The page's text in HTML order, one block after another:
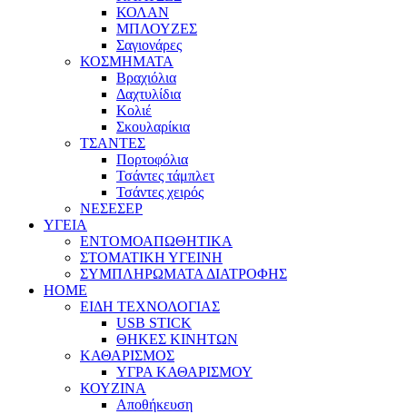
ΚΟΛΑΝ
ΜΠΛΟΥΖΕΣ
Σαγιονάρες
ΚΟΣΜΗΜΑΤΑ
Βραχιόλια
Δαχτυλίδια
Κολιέ
Σκουλαρίκια
ΤΣΑΝΤΕΣ
Πορτοφόλια
Τσάντες τάμπλετ
Τσάντες χειρός
ΝΕΣΕΣΕΡ
ΥΓΕΙΑ
ΕΝΤΟΜΟΑΠΩΘΗΤΙΚΑ
ΣΤΟΜΑΤΙΚΗ ΥΓΕΙΝΗ
ΣΥΜΠΛΗΡΩΜΑΤΑ ΔΙΑΤΡΟΦΗΣ
HOME
ΕΙΔΗ ΤΕΧΝΟΛΟΓΙΑΣ
USB STICK
ΘΗΚΕΣ ΚΙΝΗΤΩΝ
ΚΑΘΑΡΙΣΜΟΣ
ΥΓΡΑ ΚΑΘΑΡΙΣΜΟΥ
ΚΟΥΖΙΝΑ
Αποθήκευση